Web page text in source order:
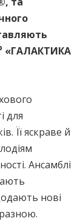
«ГАЛАКТИКА
для
Її яскраве й
Ансамблі
нові